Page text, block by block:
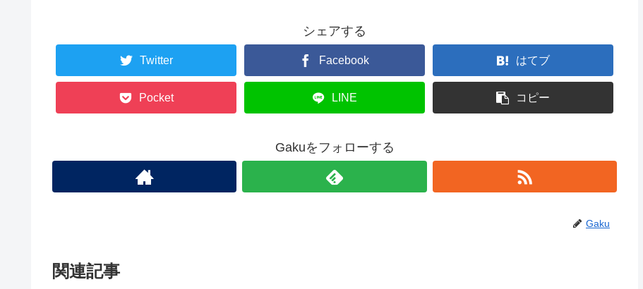
シェアする
Twitter Facebook はてブ
Pocket LINE コピー
Gakuをフォローする
Gaku
関連記事